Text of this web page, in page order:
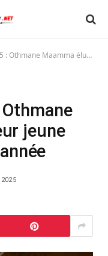
élu meilleur jeune joueur africain de l’année
jeune
2025